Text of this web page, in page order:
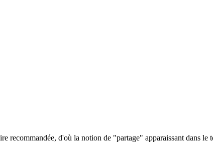
recommandée, d'où la notion de "partage" apparaissant dans